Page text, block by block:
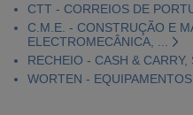
CTT - CORREIOS DE
C.M.E. - CONSTRUÇÃO E
ELECTROMECÂNICA, ...
RECHEIO - CASH & CARRY,
WORTEN -